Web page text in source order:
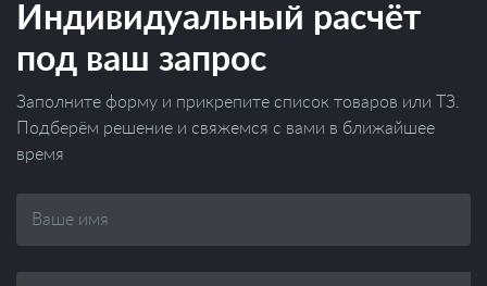
Индивидуальный расчёт
под ваш запрос
Заполните форму и прикрепите список товаров или ТЗ.
Подберём решение и свяжемся с вами в ближайшее
время